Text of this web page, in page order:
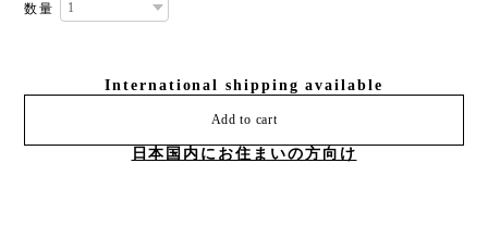
数量
International shipping available
Add to cart
日本国内にお住まいの方向け